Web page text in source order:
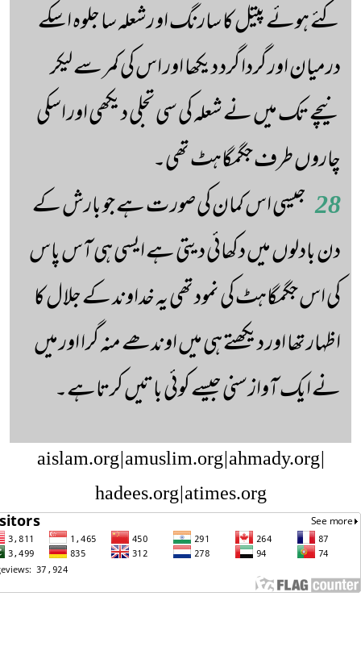
کئے ہوئے پیتل کا سارنگ او رشعلہ سا جلوہ اسکے
درمیان اور گردا گرد دیکھا اور اس کی کمر سے لیکر
نیچے تک میں نے شعلہ کی سی تجلی دیکھی اور اسکی
چاروں طرف جگمگاہٹ تھی۔
28 جیسی اس کمان کی صور ت ہے جو بارش کے
دن بادلوں میں دکھائی دیتی ہے ایسی ہی آس پاس
کی اس جگمگاہٹ کی نمود تھی یہ خداوند کے جلال کا
اظہار تھا اور دیکھتے ہی میں اوندھے منہ گرا اور میں
نے ایک آواز سنی جیسے کوئی باتیں کرتاہے۔
aislam.org | amuslim.org | ahmady.org |
hadees.org | atimes.org